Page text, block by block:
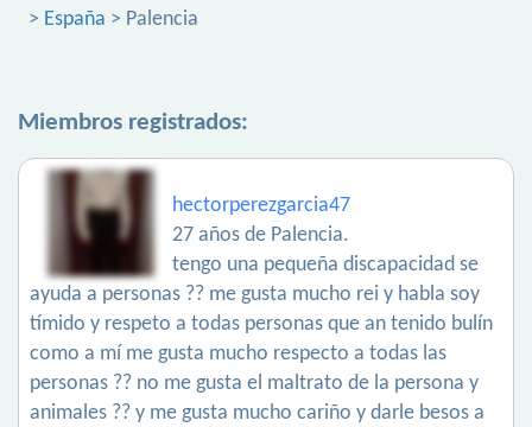
> España > Palencia
Miembros registrados:
hectorperezgarcia47
27 años de Palencia.
tengo una pequeña discapacidad se
ayuda a personas ?? me gusta mucho rei y habla soy
tímido y respeto a todas personas que an tenido bulín
como a mí me gusta mucho respecto a todas las
personas ?? no me gusta el maltrato de la persona y
animales ?? y me gusta mucho cariño y darle besos a